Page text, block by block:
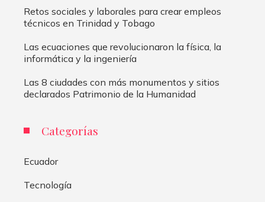
Retos sociales y laborales para crear empleos
técnicos en Trinidad y Tobago
Las ecuaciones que revolucionaron la física, la
informática y la ingeniería
Las 8 ciudades con más monumentos y sitios
declarados Patrimonio de la Humanidad
Categorías
Ecuador
Tecnología